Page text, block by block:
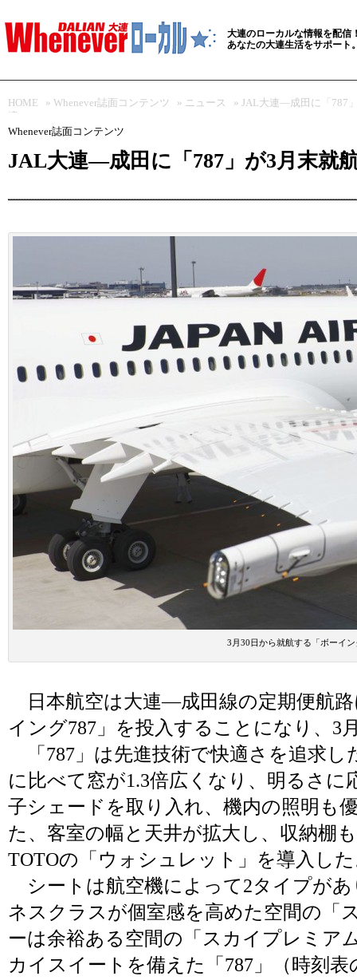
大連のローカルな情報を配信
あなたの大連生活をサポート
HOME » Whenever誌面コンテンツ » ニュース
» JAL大連―成田に「787
Whenever誌面コンテンツ
JAL大連―成田に「787」が3月末就
3月30日から就航する「ボーイ
日本航空は大連―成田線の定期便航路
イング787」を投入することになり、3
「787」は先進技術で快適さを追求し
に比べて窓が1.3倍広くなり、明るさに
子シェードを取り入れ、機内の照明も
た、客室の幅と天井が拡大し、収納棚
TOTOの「ウォシュレット」を導入し
シートは航空機によって2タイプがあ
ネスクラスが個室感を高めた空間の「
ーは余裕ある空間の「スカイプレミア
カイスイートを備えた「787」（時刻表